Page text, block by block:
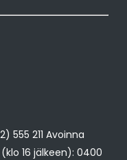
555 211 Avoinna
16 jälkeen): 0400